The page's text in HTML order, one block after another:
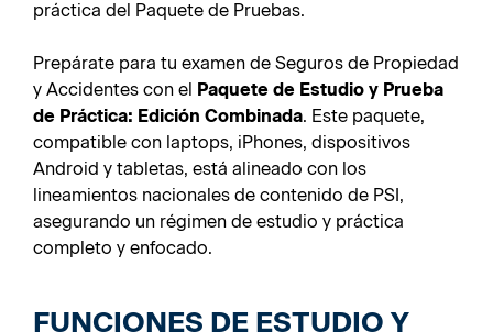
práctica del Paquete de Pruebas.
Prepárate para tu examen de Seguros de Propiedad
y Accidentes con el Paquete de Estudio y Prueba
de Práctica: Edición Combinada. Este paquete,
compatible con laptops, iPhones, dispositivos
Android y tabletas, está alineado con los
lineamientos nacionales de contenido de PSI,
asegurando un régimen de estudio y práctica
completo y enfocado.
FUNCIONES DE ESTUDIO Y